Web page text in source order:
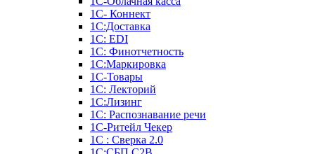
1С- Коннект
1С:Доставка
1С: EDI
1С: Финотчетность
1С:Маркировка
1С-Товары
1С: Лекторий
1С:Лизинг
1С: Распознавание речи
1C-Ритейл Чекер
1С : Сверка 2.0